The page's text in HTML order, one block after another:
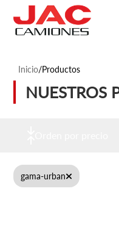
Inicio/Productos
NUESTROS
gama-urban